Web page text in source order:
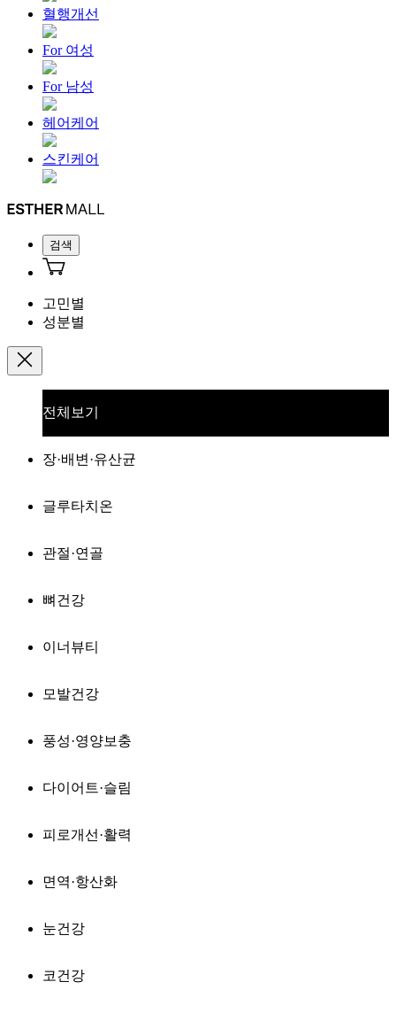
혈행개선
For 여성
For 남성
헤어케어
스킨케어
검색
고민별
성분별
전체보기
장·배변·유산균
글루타치온
관절·연골
뼈건강
이너뷰티
모발건강
풍성·영양보충
다이어트·슬림
피로개선·활력
면역·항산화
눈건강
코건강